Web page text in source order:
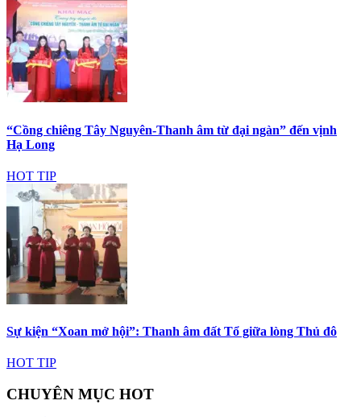
“Cồng chiêng Tây Nguyên-Thanh âm từ đại ngàn” đến vịnh
Hạ Long
HOT TIP
Sự kiện “Xoan mở hội”: Thanh âm đất Tổ giữa lòng Thủ đô
HOT TIP
CHUYÊN MỤC HOT